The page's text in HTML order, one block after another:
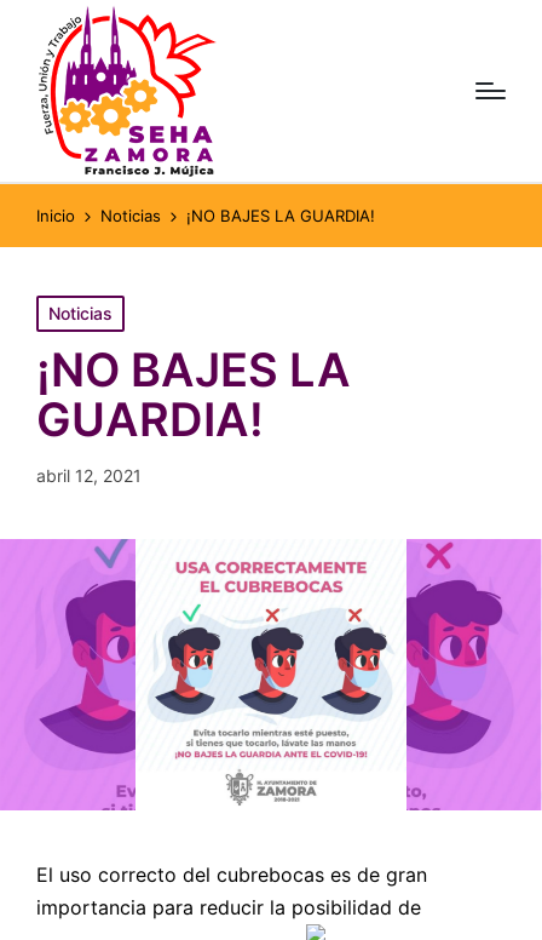
Inicio Noticias ¡NO BAJES LA GUARDIA!
Publicado
en
Noticias
¡NO BAJES LA
GUARDIA!
abril 12, 2021
El uso correcto del cubrebocas es de gran
importancia para reducir la posibilidad de